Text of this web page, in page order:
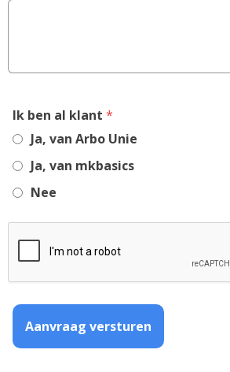
Ik ben al klant
required
*
Ja, van Arbo Unie
Ja, van mkbasics
Nee
Aanvraag versturen